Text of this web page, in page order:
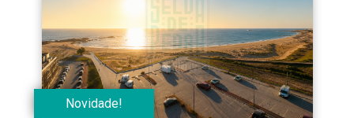
Novidade!